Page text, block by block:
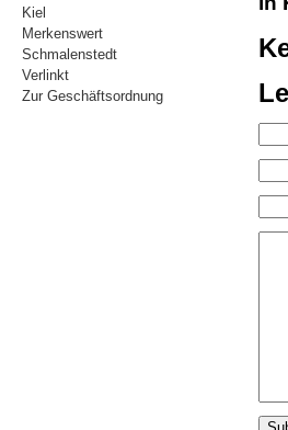
Kiel
Merkenswert
Schmalenstedt
Verlinkt
Zur Geschäftsordnung